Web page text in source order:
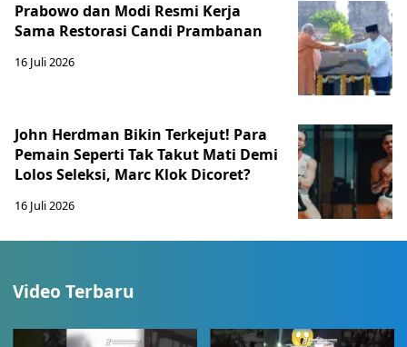
Prabowo dan Modi Resmi Kerja
Sama Restorasi Candi Prambanan
16 Juli 2026
John Herdman Bikin Terkejut! Para
Pemain Seperti Tak Takut Mati Demi
Lolos Seleksi, Marc Klok Dicoret?
16 Juli 2026
Video Terbaru